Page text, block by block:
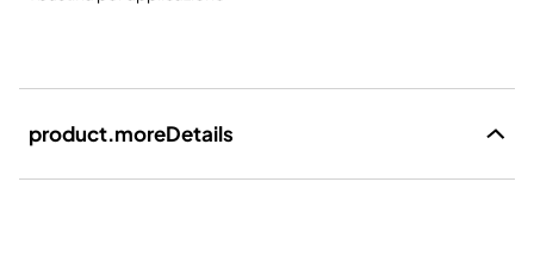
product.moreDetails